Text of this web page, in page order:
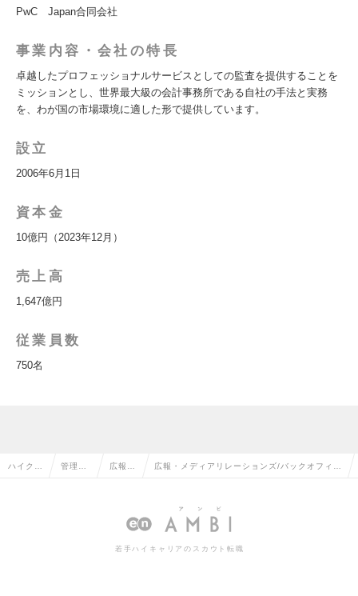
PwC Japan合同会社
事業内容・会社の特長
卓越したプロフェッショナルサービスとしての監査を提供することを
ミッションとし、世界最大級の会計事務所である自社の手法と実務
を、わが国の市場環境に適した形で提供しています。
設立
2006年6月1日
資本金
10億円（2023年12月）
売上高
1,647億円
従業員数
750名
ハイクラ 管理部 広報・ 広報・メディアリレーションズ/バックオフィス
プの求人情報
若手ハイキャリアのスカウト転職